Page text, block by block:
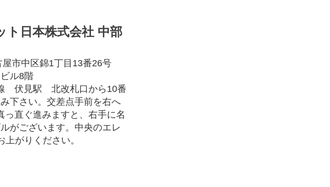
ト日本株式会社 中部
屋市中区錦1丁目13番26号
ル8階
伏見駅 北改札口から10番
下さい。交差点手前を右へ
っ直ぐ進みますと、右手に名
がございます。中央のエレ
がりください。